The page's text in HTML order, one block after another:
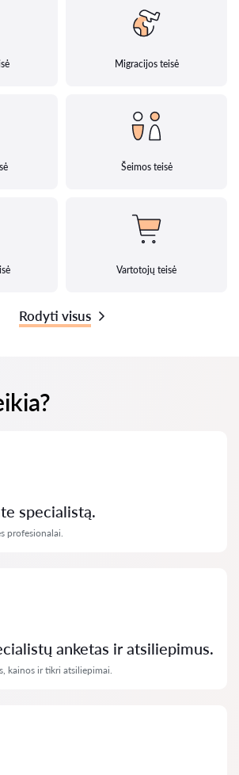
Migracijos teisė
Šeimos teisė
Vartotojų teisė
Rodyti visus
specialistą.
profesionalai.
anketas ir atsiliepimus.
kainos ir tikri atsiliepimai.